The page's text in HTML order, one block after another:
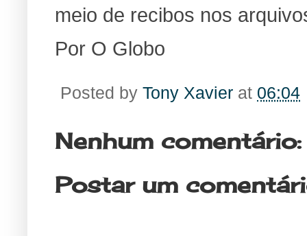
meio de recibos nos
Por O Globo
Posted by Tony Xavier at 06:04
Nenhum comentário:
Postar um